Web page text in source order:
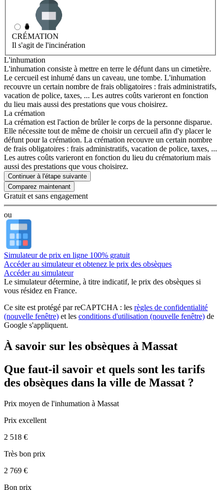
CRÉMATION
Il s'agit de l'incinération
L'inhumation
L'inhumation consiste à mettre en terre le défunt dans un cimetière.
Le cercueil est inhumé dans un caveau, une tombe. L'inhumation
recouvre un certain nombre de frais obligatoires : frais administratifs,
vacation de police, taxes, ... Les autres coûts varieront en fonction
du lieu mais aussi des prestations que vous choisirez.
La crémation
La crémation est l'action de brûler le corps de la personne disparue.
Elle nécessite tout de même de choisir un cercueil afin d'y placer le
défunt pour la crémation. La crémation recouvre un certain nombre
de frais obligatoires : frais administratifs, vacation de police, taxes, ...
Les autres coûts varieront en fonction du lieu du crématorium mais
aussi des prestations que vous choisirez.
Continuer à l'étape suivante
Gratuit et sans engagement
ou
Simulateur de prix en ligne 100% gratuit
Accéder au simulateur et obtenez le prix des obsèques
Accéder au simulateur
Le simulateurdétermine, à titre indicatif, le prix des obsèques si
vous résidez en France.
Ce site est protégé par reCAPTCHA : les règles de confidentialité
(nouvelle fenêtre) et les conditions d'utilisation (nouvelle fenêtre) de
Google s'appliquent.
À savoir sur les obsèques à Massat
Que faut-il savoir et quels sont les tarifs
des obsèques dans la ville de Massat ?
Prix moyen de l'inhumation à Massat
Prix excellent
2 518 €
Très bon prix
2 769 €
Bon prix